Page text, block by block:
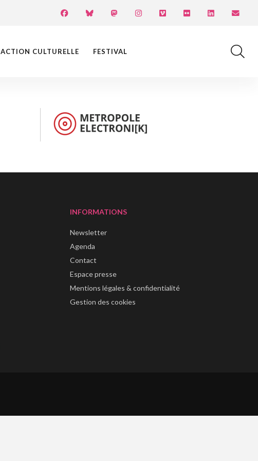
ACTION CULTURELLE FESTIVAL
INFORMATIONS
Newsletter
Agenda
Contact
Espace presse
Mentions légales & confidentialité
Gestion des cookies